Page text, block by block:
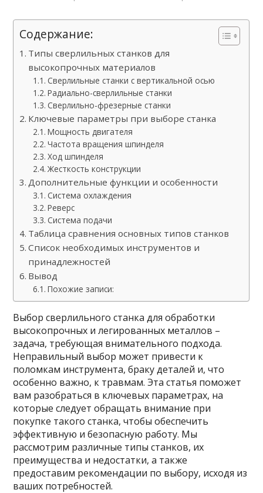
Содержание:
Типы сверлильных станков для
высокопрочных материалов
Сверлильные станки с вертикальной осью
Радиально-сверлильные станки
Сверлильно-фрезерные станки
Ключевые параметры при выборе станка
Мощность двигателя
Частота вращения шпинделя
Ход шпинделя
Жесткость конструкции
Дополнительные функции и особенности
Система охлаждения
Реверс
Система подачи
Таблица сравнения основных типов станков
Список необходимых инструментов и
принадлежностей
Вывод
Похожие записи:
Выбор сверлильного станка для обработки
высокопрочных и легированных металлов –
задача, требующая внимательного подхода.
Неправильный выбор может привести к
поломкам инструмента, браку деталей и, что
особенно важно, к травмам. Эта статья поможет
вам разобраться в ключевых параметрах, на
которые следует обращать внимание при
покупке такого станка, чтобы обеспечить
эффективную и безопасную работу. Мы
рассмотрим различные типы станков, их
преимущества и недостатки, а также
предоставим рекомендации по выбору, исходя из
ваших потребностей.